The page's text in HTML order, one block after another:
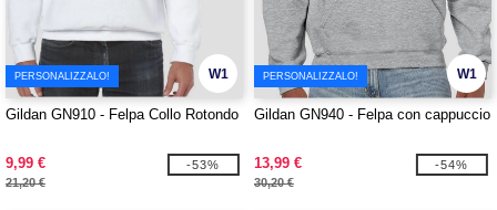
W1
PERSONALIZZALO!
Gildan GN910 - Felpa Collo Rotondo
9,99 €
21,20 €
-53%
W1
PERSONALIZZALO!
Gildan GN940 - Felpa con cappuccio
13,99 €
30,20 €
-54%